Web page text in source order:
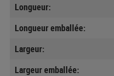
Longueur:
Longueur emballée:
Largeur:
Largeur emballée: